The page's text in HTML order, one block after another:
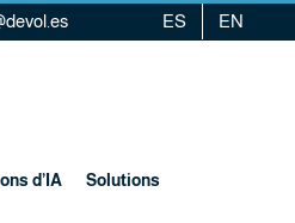
ES EN
d’IA Solutions